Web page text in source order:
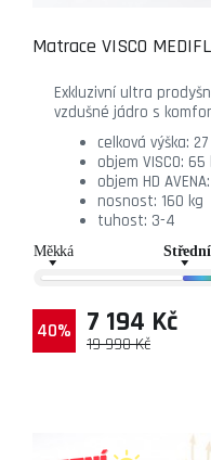
Matrace VISCO
Exkluzivní ultra
vzdušné jádro s
celková výška:
objem VISCO:
objem HD
nosnost: 160 kg
tuhost: 3-4
40%
19 990 Kč
7 194 Kč